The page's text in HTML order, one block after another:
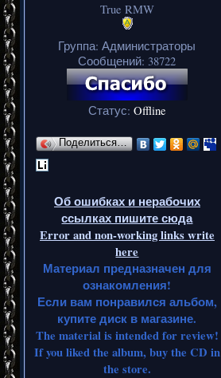
True RMW
Группа: Администраторы
Сообщений: 38722
Статус: Offline
Поделиться…
Об ошибках и нерабочих
ссылках пишите сюда
Error and non-working links write
here
Материал предназначен для
ознакомления!
Если вам понравился альбом,
купите диск в магазине.
The material is intended for review!
If you liked the album, buy the CD in
the store.